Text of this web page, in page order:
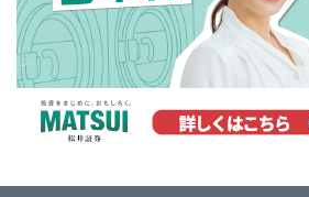
お
プライバシ